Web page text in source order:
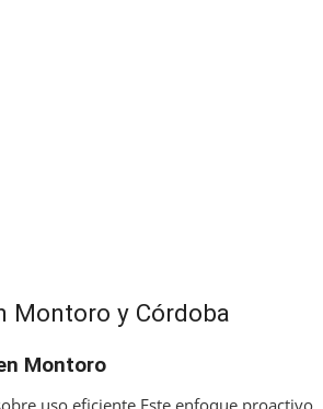
Montoro y Córdoba
Montoro
uso eficiente.Este enfoque proactivo